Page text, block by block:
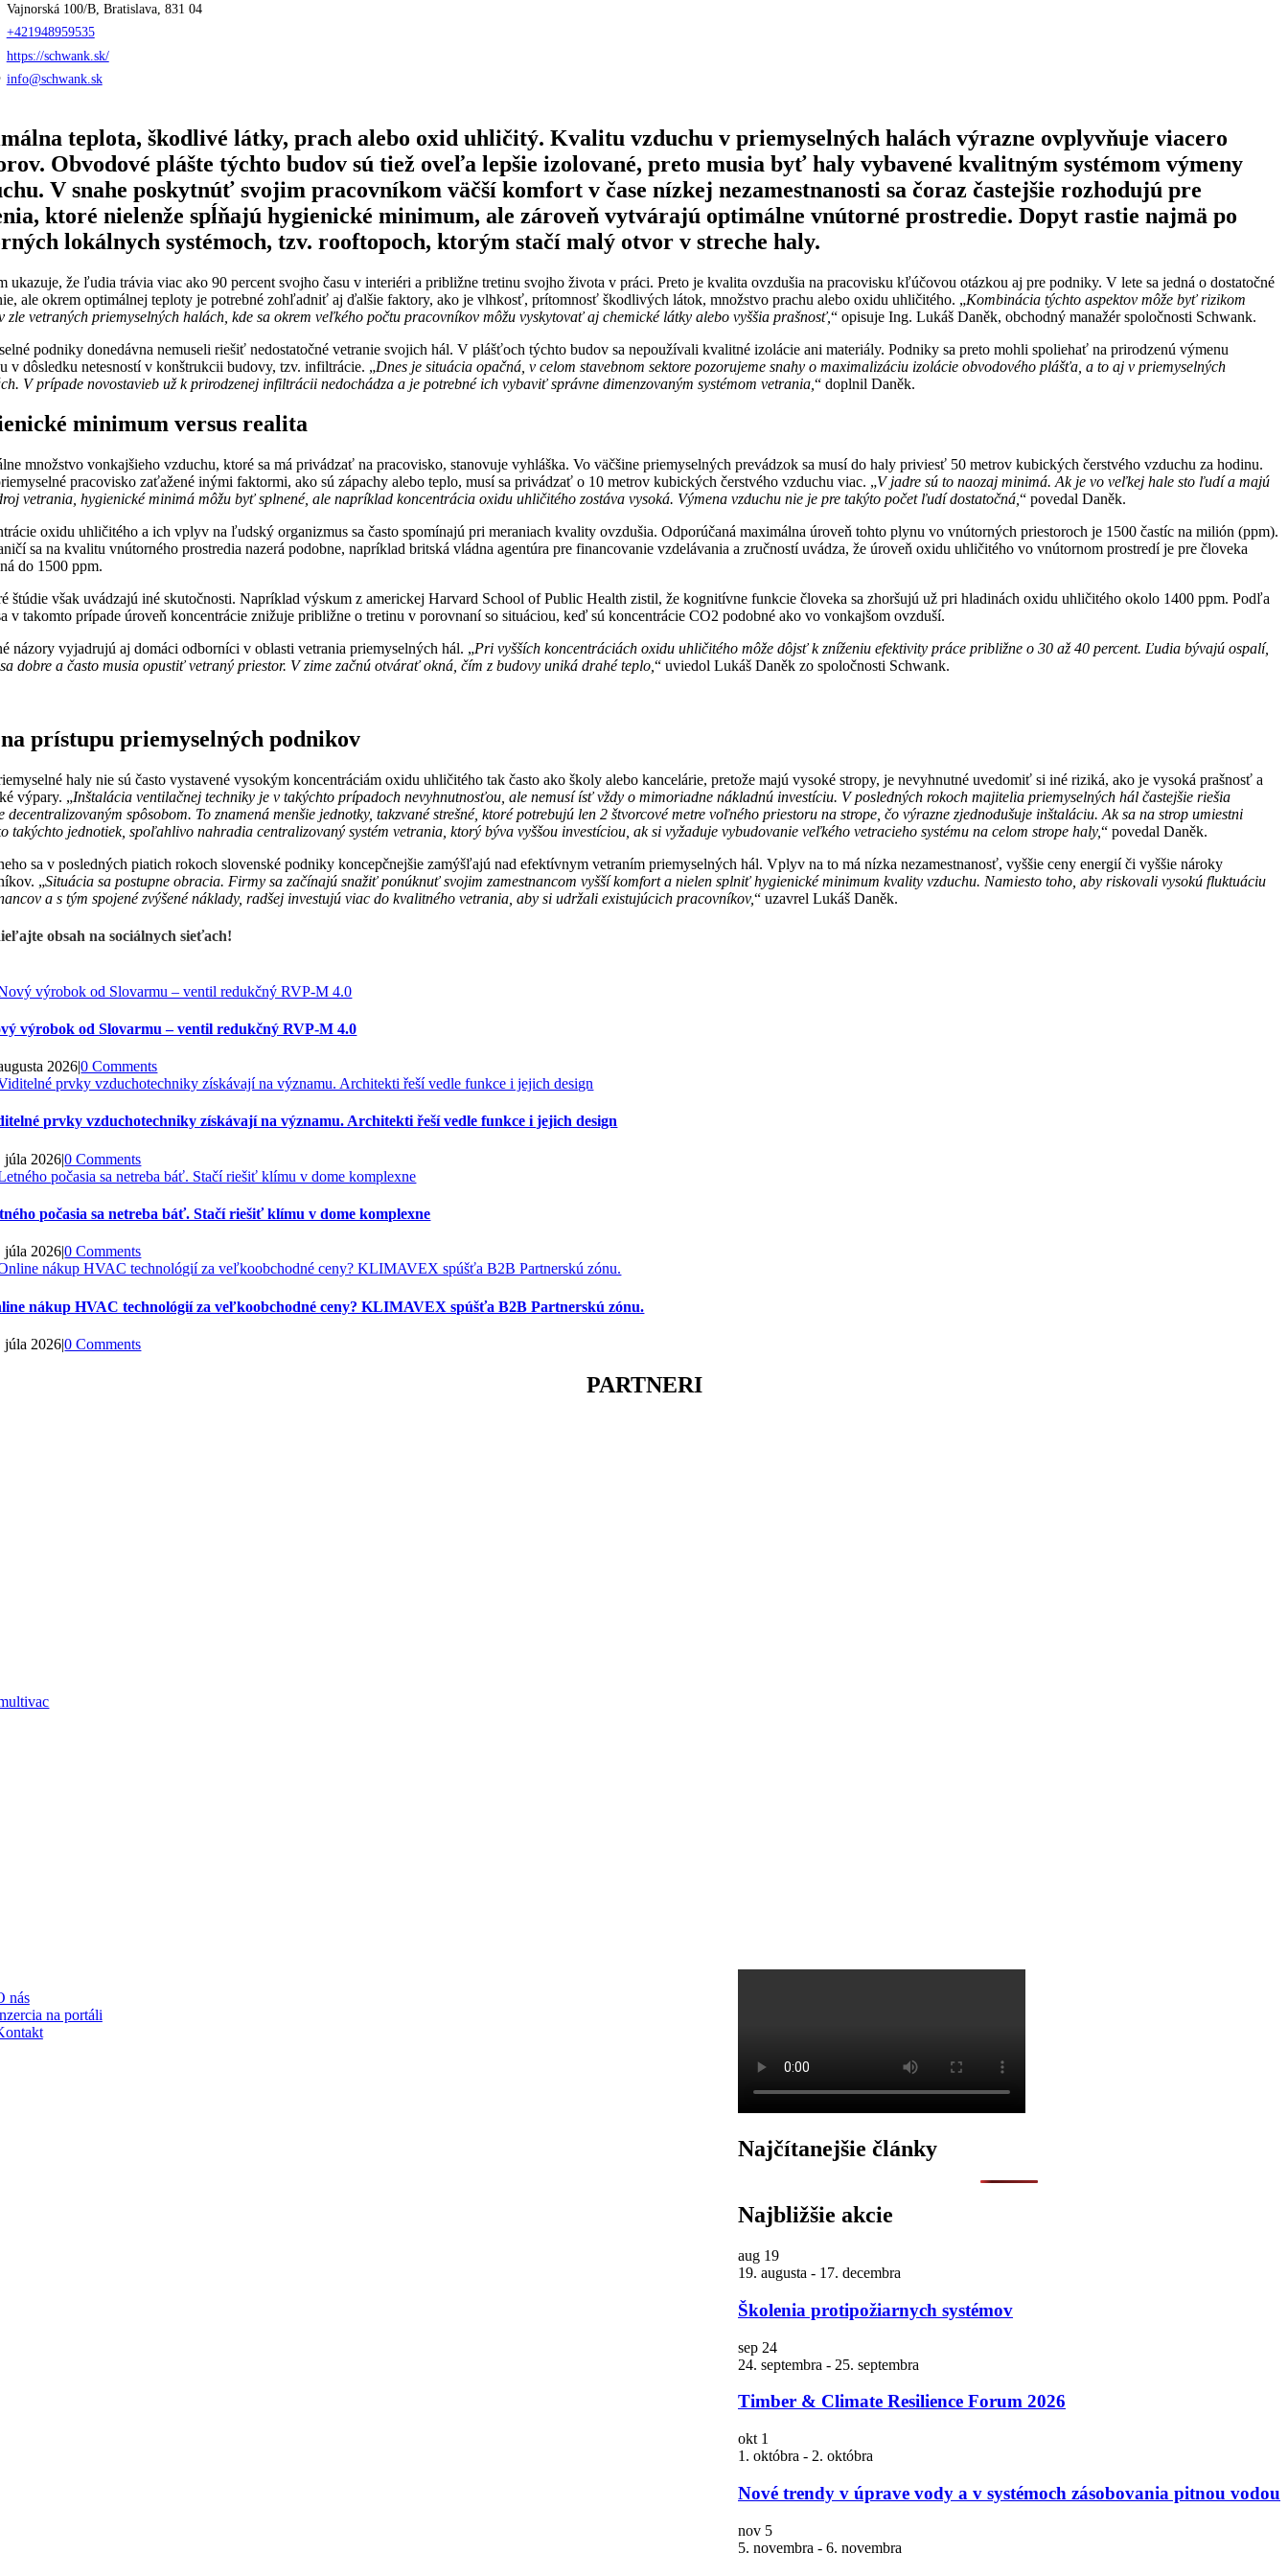
Vajnorská 100/B, Bratislava, 831 04
+421948959535
https://schwank.sk/
info@schwank.sk
teplota, škodlivé látky, prach alebo oxid uhličitý. Kvalitu vzduchu v priemyselných halách výrazne ovplyvňuje viacero
Obvodové plášte týchto budov sú tiež oveľa lepšie izolované, preto musia byť haly vybavené kvalitným systémom výmeny
V snahe poskytnúť svojim pracovníkom väčší komfort v čase nízkej nezamestnanosti sa čoraz častejšie rozhodujú pre
ktoré nielenže spĺňajú hygienické minimum, ale zároveň vytvárajú optimálne vnútorné prostredie. Dopyt rastie najmä po
lokálnych systémoch, tzv. rooftopoch, ktorým stačí malý otvor v streche haly.
ukazuje, že ľudia trávia viac ako 90 percent svojho času v interiéri a približne tretinu svojho života v práci. Preto je kvalita ovzdušia na pracovisku kľúčovou otázkou aj pre podniky. V lete sa jedná o dostatočné
ale okrem optimálnej teploty je potrebné zohľadniť aj ďalšie faktory, ako je vlhkosť, prítomnosť škodlivých látok, množstvo prachu alebo oxidu uhličitého. „Kombinácia týchto aspektov môže byť rizikom
zle vetraných priemyselných halách, kde sa okrem veľkého počtu pracovníkov môžu vyskytovať aj chemické látky alebo vyššia prašnosť,“ opisuje Ing. Lukáš Daněk, obchodný manažér spoločnosti Schwank.
podniky donedávna nemuseli riešiť nedostatočné vetranie svojich hál. V plášťoch týchto budov sa nepoužívali kvalitné izolácie ani materiály. Podniky sa preto mohli spoliehať na prirodzenú výmenu
v dôsledku netesností v konštrukcii budovy, tzv. infiltrácie. „Dnes je situácia opačná, v celom stavebnom sektore pozorujeme snahy o maximalizáciu izolácie obvodového plášťa, a to aj v priemyselných
V prípade novostavieb už k prirodzenej infiltrácii nedochádza a je potrebné ich vybaviť správne dimenzovaným systémom vetrania, “ doplnil Daněk.
minimum versus realita
množstvo vonkajšieho vzduchu, ktoré sa má privádzať na pracovisko, stanovuje vyhláška. Vo väčšine priemyselných prevádzok sa musí do haly priviesť 50 metrov kubických čerstvého vzduchu za hodinu.
pracovisko zaťažené inými faktormi, ako sú zápachy alebo teplo, musí sa privádzať o 10 metrov kubických čerstvého vzduchu viac. „V jadre sú to naozaj minimá. Ak je vo veľkej hale sto ľudí a majú
vetrania, hygienické minimá môžu byť splnené, ale napríklad koncentrácia oxidu uhličitého zostáva vysoká. Výmena vzduchu nie je pre takýto počet ľudí dostatočná, “ povedal Daněk.
oxidu uhličitého a ich vplyv na ľudský organizmus sa často spomínajú pri meraniach kvality ovzdušia. Odporúčaná maximálna úroveň tohto plynu vo vnútorných priestoroch je 1500 častíc na milión (ppm).
sa na kvalitu vnútorného prostredia nazerá podobne, napríklad britská vládna agentúra pre financovanie vzdelávania a zručností uvádza, že úroveň oxidu uhličitého vo vnútornom prostredí je pre človeka
do 1500 ppm.
štúdie však uvádzajú iné skutočnosti. Napríklad výskum z americkej Harvard School of Public Health zistil, že kognitívne funkcie človeka sa zhoršujú už pri hladinách oxidu uhličitého okolo 1400 ppm. Podľa
v takomto prípade úroveň koncentrácie znižuje približne o tretinu v porovnaní so situáciou, keď sú koncentrácie CO2 podobné ako vo vonkajšom ovzduší.
názory vyjadrujú aj domáci odborníci v oblasti vetrania priemyselných hál. „Pri vyšších koncentráciách oxidu uhličitého môže dôjsť k zníženiu efektivity práce približne o 30 až 40 percent. Ľudia bývajú ospalí,
dobre a často musia opustiť vetraný priestor. V zime začnú otvárať okná, čím z budovy uniká drahé teplo, “ uviedol Lukáš Daněk zo spoločnosti Schwank.
prístupu priemyselných podnikov
haly nie sú často vystavené vysokým koncentráciám oxidu uhličitého tak často ako školy alebo kancelárie, pretože majú vysoké stropy, je nevyhnutné uvedomiť si iné riziká, ako je vysoká prašnosť a
výpary. „Inštalácia ventilačnej techniky je v takýchto prípadoch nevyhnutnosťou, ale nemusí ísť vždy o mimoriadne nákladnú investíciu. V posledných rokoch majitelia priemyselných hál častejšie riešia
decentralizovaným spôsobom. To znamená menšie jednotky, takzvané strešné, ktoré potrebujú len 2 štvorcové metre voľného priestoru na strope, čo výrazne zjednodušuje inštaláciu. Ak sa na strop umiestni
takýchto jednotiek, spoľahlivo nahradia centralizovaný systém vetrania, ktorý býva vyššou investíciou, ak si vyžaduje vybudovanie veľkého vetracieho systému na celom strope haly,“ povedal Daněk.
sa v posledných piatich rokoch slovenské podniky koncepčnejšie zamýšľajú nad efektívnym vetraním priemyselných hál. Vplyv na to má nízka nezamestnanosť, vyššie ceny energií či vyššie nároky
„Situácia sa postupne obracia. Firmy sa začínajú snažiť ponúknuť svojim zamestnancom vyšší komfort a nielen splniť hygienické minimum kvality vzduchu. Namiesto toho, aby riskovali vysokú fluktuáciu
a s tým spojené zvýšené náklady, radšej investujú viac do kvalitného vetrania, aby si udržali existujúcich pracovníkov,“ uzavrel Lukáš Daněk.
obsah na sociálnych sieťach!
výrobok od Slovarmu – ventil redukčný RVP-M 4.0
2026|0 Comments
prvky vzduchotechniky získávají na významu. Architekti řeší vedle funkce i jejich design
júla 2026|0 Comments
počasia sa netreba báť. Stačí riešiť klímu v dome komplexne
júla 2026|0 Comments
nákup HVAC technológií za veľkoobchodné ceny? KLIMAVEX spúšťa B2B Partnerskú zónu.
júla 2026|0 Comments
PARTNERI
Najčítanejšie články
Najbližšie akcie
aug 19
19. augusta - 17. decembra
Školenia protipožiarnych systémov
sep 24
24. septembra - 25. septembra
Timber & Climate Resilience Forum 2026
okt 1
1. októbra - 2. októbra
Nové trendy v úprave vody a v systémoch zásobovania pitnou vodou
nov 5
5. novembra - 6. novembra
nás
na portáli